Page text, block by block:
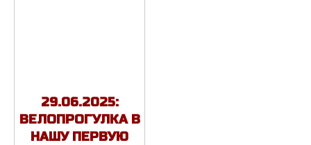
29.06.2025:
ВЕЛОПРОГУЛКА В
НАШУ ПЕРВУЮ